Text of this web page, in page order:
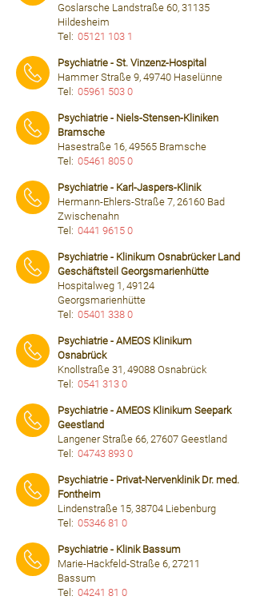
Goslarsche Landstraße 60, 31135
Hildesheim
Tel: 05121 103 1
Psychiatrie - St. Vinzenz-Hospital
Hammer Straße 9, 49740 Haselünne
Tel: 05961 503 0
Psychiatrie - Niels-Stensen-Kliniken
Bramsche
Hasestraße 16, 49565 Bramsche
Tel: 05461 805 0
Psychiatrie - Karl-Jaspers-Klinik
Hermann-Ehlers-Straße 7, 26160 Bad
Zwischenahn
Tel: 0441 9615 0
Psychiatrie - Klinikum Osnabrücker Land
Geschäftsteil Georgsmarienhütte
Hospitalweg 1, 49124
Georgsmarienhütte
Tel: 05401 338 0
Psychiatrie - AMEOS Klinikum
Osnabrück
Knollstraße 31, 49088 Osnabrück
Tel: 0541 313 0
Psychiatrie - AMEOS Klinikum Seepark
Geestland
Langener Straße 66, 27607 Geestland
Tel: 04743 893 0
Psychiatrie - Privat-Nervenklinik Dr. med.
Fontheim
Lindenstraße 15, 38704 Liebenburg
Tel: 05346 81 0
Psychiatrie - Klinik Bassum
Marie-Hackfeld-Straße 6, 27211
Bassum
Tel: 04241 81 0